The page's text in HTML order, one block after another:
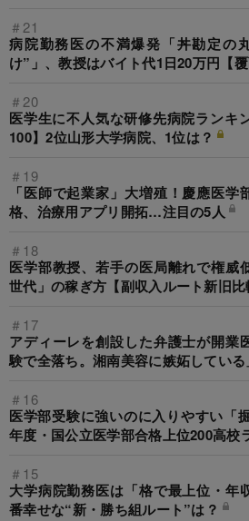
＃21
病院勤務医の不満爆発「丼勘定の
け”」、教授はバイト代1日20万円【覆
＃20
医学生に不人気な研修先病院ランキ
100】2位山形大学病院、1位は？
＃19
「医師で起業家」大増殖！慶應医
格、治療用アプリ開拓…注目の5人
＃18
医学部教授、若手の医局離れで権
世代」の稼ぎ方【副収入ルート新旧比
＃17
アディーレを創設した弁護士が開業
験で全落ち。湘南美容に嫉妬している
＃16
医学部受験に強いのに入りやすい「
年度・国公立医学部合格上位200高校
＃15
大学病院勤務医は「格で最上位・年
番幸せな“新・勝ち組ルート”は？